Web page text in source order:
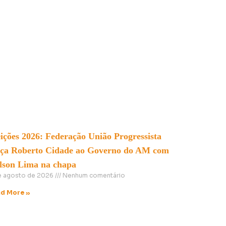
2026: Federação União Progressista
Roberto Cidade ao Governo do AM com
Lima na chapa
agosto de 2026 Nenhum comentário
More »